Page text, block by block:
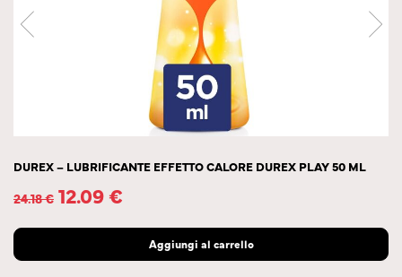
DUREX – LUBRIFICANTE EFFETTO CALORE DUREX PLAY 50 ML
24.18€ 12.09€
Aggiungi al carrello